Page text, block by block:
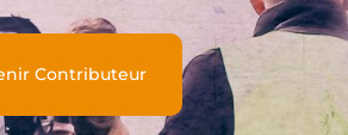
Contributeur